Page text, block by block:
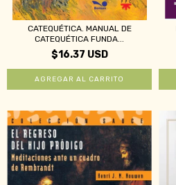
CATEQUÉTICA. MANUAL DE
CATEQUÉTICA FUNDA...
$16.37 USD